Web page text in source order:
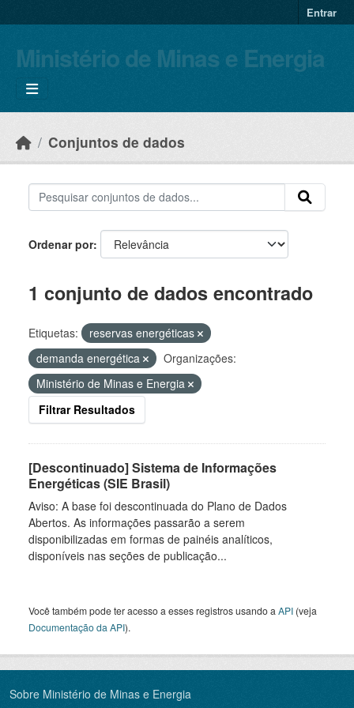
Entrar
Ministério de Minas e Energia
Conjuntos de dados
Ordenar por
1 conjunto de dados encontrado
Etiquetas:
reservas energéticas
demanda energética
Organizações:
Ministério de Minas e Energia
Filtrar Resultados
[Descontinuado] Sistema de Informações
Energéticas (SIE Brasil)
Aviso: A base foi descontinuada do Plano de Dados
Abertos. As informações passarão a serem
disponibilizadas em formas de painéis analíticos,
disponíveis nas seções de publicação...
Você também pode ter acesso a esses registros usando a API (veja
Documentação da API).
Sobre Ministério de Minas e Energia